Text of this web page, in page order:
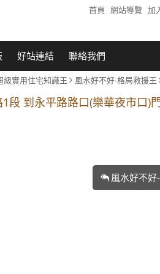
首頁 網站導覽 加
好站連結 聯絡我們
級實用住宅知識王 風水好不好-格局救援王
段 到永平路路口(樂華夜市口)
客戶加入 LINE官方帳號
站 2 號出口】往中山路1段139
風水好不好